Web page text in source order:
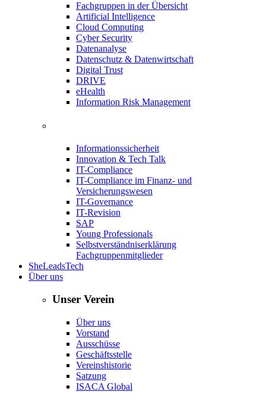
Fachgruppen in der Übersicht
Artificial Intelligence
Cloud Computing
Cyber Security
Datenanalyse
Datenschutz & Datenwirtschaft
Digital Trust
DRIVE
eHealth
Information Risk Management
Informationssicherheit
Innovation & Tech Talk
IT-Compliance
IT-Compliance im Finanz- und
Versicherungswesen
IT-Governance
IT-Revision
SAP
Young Professionals
Selbstverständniserklärung
Fachgruppenmitglieder
SheLeadsTech
Über uns
Unser Verein
Über uns
Vorstand
Ausschüsse
Geschäftsstelle
Vereinshistorie
Satzung
ISACA Global